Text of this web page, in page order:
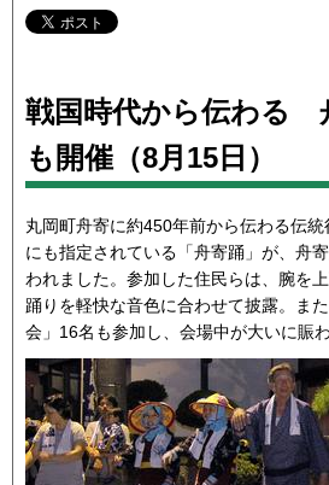
戦国時代から伝わる
も開催（8月15日）
丸岡町舟寄に約450年前から伝わる伝
にも指定されている「舟寄踊」が、舟
われました。参加した住民らは、腕を
踊りを軽快な音色に合わせて披露。ま
会」16名も参加し、会場中が大いに賑わ